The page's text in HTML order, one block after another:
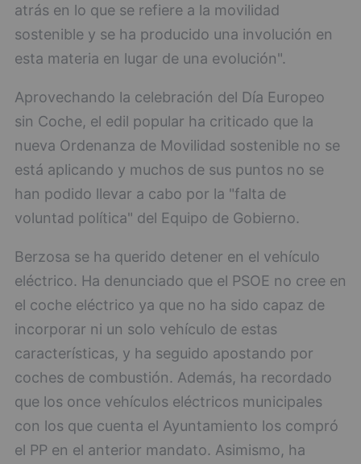
atrás en lo que se refiere a la movilidad
sostenible y se ha producido una involución en
esta materia en lugar de una evolución".
Aprovechando la celebración del Día Europeo
sin Coche, el edil popular ha criticado que la
nueva Ordenanza de Movilidad sostenible no se
está aplicando y muchos de sus puntos no se
han podido llevar a cabo por la "falta de
voluntad política" del Equipo de Gobierno.
Berzosa se ha querido detener en el vehículo
eléctrico. Ha denunciado que el PSOE no cree en
el coche eléctrico ya que no ha sido capaz de
incorporar ni un solo vehículo de estas
características, y ha seguido apostando por
coches de combustión. Además, ha recordado
que los once vehículos eléctricos municipales
con los que cuenta el Ayuntamiento los compró
el PP en el anterior mandato. Asimismo, ha